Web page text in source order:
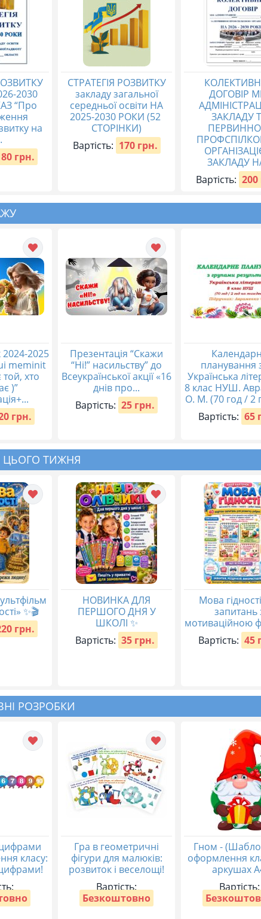
2030
“Про
на
грн.
СТРАТЕГІЯ РОЗВИТКУ
закладу загальної
середньої освіти HA
2025-2030 РОКИ (52
СТОРІНКИ)
Вартість: 170 грн.
ДОГОВІР
ЗАКЛАДУ
ЗАКЛАДУ
Вартість: 200
2025
meminit
хто
)”
грн.
Презентація “Скажи
“Ні!” насильству” до
Всеукраїнської акції «16
днів про...
Вартість: 25 грн.
планування
Українська
8 клас НУШ.
О. М. (70 год / 2
Вартість: 65
ЦЬОГО ТИЖНЯ
✨🎬
грн.
НОВИНКА ДЛЯ
ПЕРШОГО ДНЯ У
ШКОЛІ ✨
Вартість: 35 грн.
Мова
запитань
мотиваційною
Вартість: 45
РОЗРОБКИ
класу:
Гра в геометричні
фігури для малюків:
розвиток і веселощі!
Вартість:
Безкоштовно
Гном -
оформлення
аркушах
Вартість: